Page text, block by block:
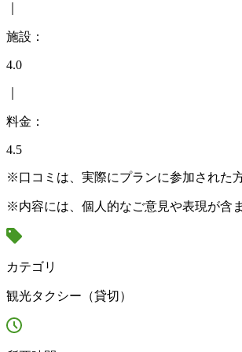
施設：
4.0
料金：
4.5
※口コミは、実際にプランに参加された
※内容には、個人的なご意見や表現が含
カテゴリ
観光タクシー（貸切）